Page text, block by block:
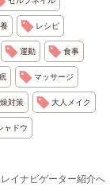
レシピ
運動 食事
マッサージ
対策 大人メイク
ャドウ
イナビゲーター紹介へ